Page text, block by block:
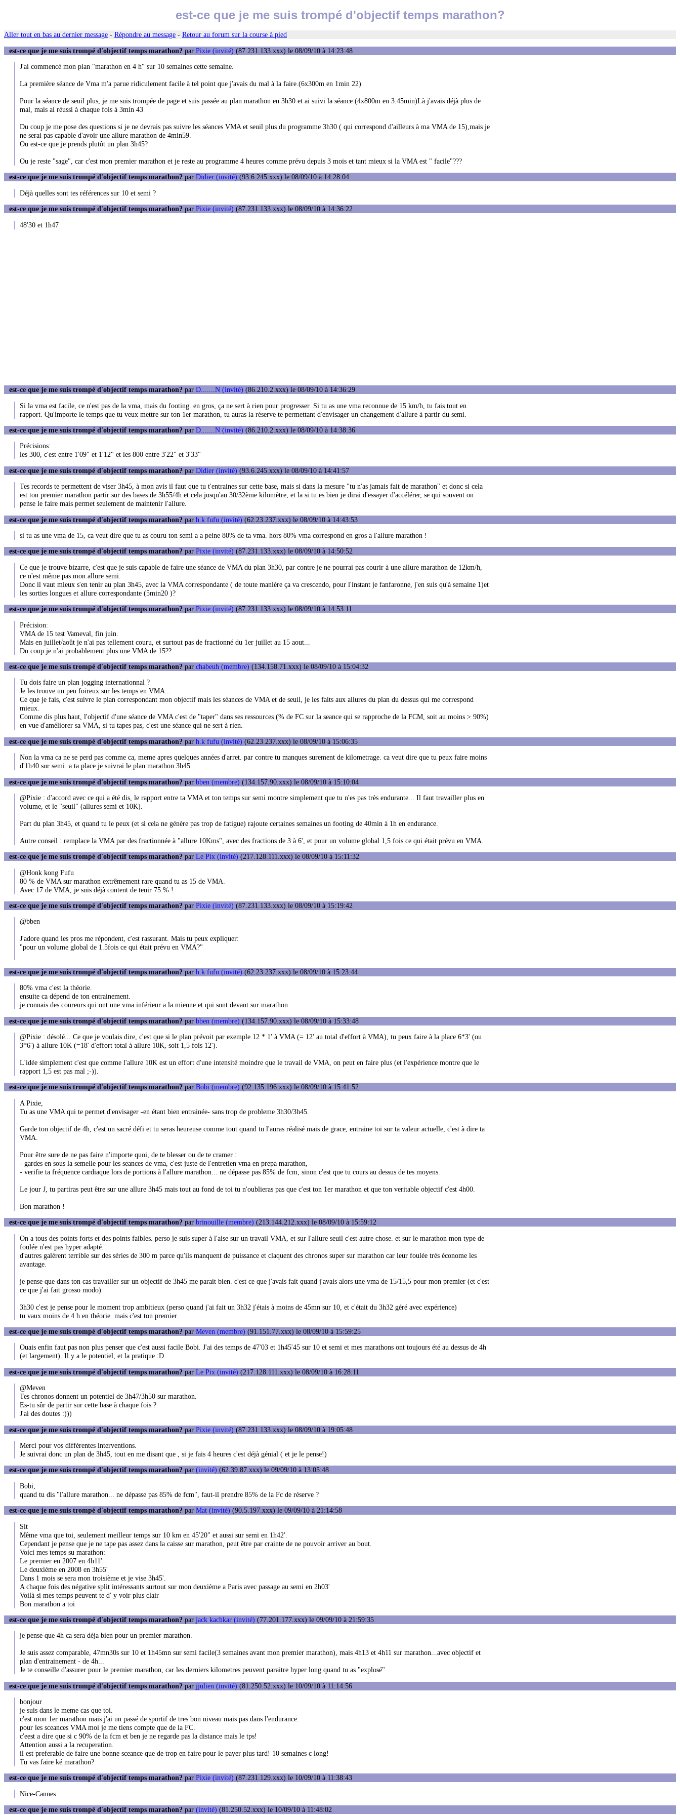
est-ce que je me suis trompé d'objectif temps marathon?
Aller tout en bas au dernier message - Répondre au message - Retour au forum sur la course à pied
est-ce que je me suis trompé d'objectif temps marathon? par Pixie (invité) (87.231.133.xxx) le 08/09/10 à 14:23:48
J'ai commencé mon plan "marathon en 4 h" sur 10 semaines cette semaine.
La première séance de Vma m'a parue ridiculement facile à tel point que j'avais du mal à la faire.(6x300m en 1min 22)
Pour la séance de seuil plus, je me suis trompée de page et suis passée au plan marathon en 3h30 et ai suivi la séance (4x800m en 3.45min)Là j'avais déjà plus de
mal, mais ai réussi à chaque fois à 3min 43
Du coup je me pose des questions si je ne devrais pas suivre les séances VMA et seuil plus du programme 3h30 ( qui correspond d'ailleurs à ma VMA de 15),mais je
ne serai pas capable d'avoir une allure marathon de 4min59.
Ou est-ce que je prends plutôt un plan 3h45?
Ou je reste "sage", car c'est mon premier marathon et je reste au programme 4 heures comme prévu depuis 3 mois et tant mieux si la VMA est " facile"???
est-ce que je me suis trompé d'objectif temps marathon? par Didier (invité) (93.6.245.xxx) le 08/09/10 à 14:28:04
Déjà quelles sont tes références sur 10 et semi ?
est-ce que je me suis trompé d'objectif temps marathon? par Pixie (invité) (87.231.133.xxx) le 08/09/10 à 14:36:22
48'30 et 1h47
est-ce que je me suis trompé d'objectif temps marathon? par D.......N (invité) (86.210.2.xxx) le 08/09/10 à 14:36:29
Si la vma est facile, ce n'est pas de la vma, mais du footing. en gros, ça ne sert à rien pour progresser. Si tu as une vma reconnue de 15 km/h, tu fais tout en
rapport. Qu'importe le temps que tu veux mettre sur ton 1er marathon, tu auras la réserve te permettant d'envisager un changement d'allure à partir du semi.
est-ce que je me suis trompé d'objectif temps marathon? par D.......N (invité) (86.210.2.xxx) le 08/09/10 à 14:38:36
Précisions:
les 300, c'est entre 1'09" et 1'12" et les 800 entre 3'22" et 3'33"
est-ce que je me suis trompé d'objectif temps marathon? par Didier (invité) (93.6.245.xxx) le 08/09/10 à 14:41:57
Tes records te permettent de viser 3h45, à mon avis il faut que tu t'entraines sur cette base, mais si dans la mesure "tu n'as jamais fait de marathon" et donc si cela
est ton premier marathon partir sur des bases de 3h55/4h et cela jusqu'au 30/32ème kilomètre, et la si tu es bien je dirai d'essayer d'accélérer, se qui souvent on
pense le faire mais permet seulement de maintenir l'allure.
est-ce que je me suis trompé d'objectif temps marathon? par h.k fufu (invité) (62.23.237.xxx) le 08/09/10 à 14:43:53
si tu as une vma de 15, ca veut dire que tu as couru ton semi a a peine 80% de ta vma. hors 80% vma correspond en gros a l'allure marathon !
est-ce que je me suis trompé d'objectif temps marathon? par Pixie (invité) (87.231.133.xxx) le 08/09/10 à 14:50:52
Ce que je trouve bizarre, c'est que je suis capable de faire une séance de VMA du plan 3h30, par contre je ne pourrai pas courir à une allure marathon de 12km/h,
ce n'est même pas mon allure semi.
Donc il vaut mieux s'en tenir au plan 3h45, avec la VMA correspondante ( de toute manière ça va crescendo, pour l'instant je fanfaronne, j'en suis qu'à semaine 1)et
les sorties longues et allure correspondante (5min20 )?
est-ce que je me suis trompé d'objectif temps marathon? par Pixie (invité) (87.231.133.xxx) le 08/09/10 à 14:53:11
Précision:
VMA de 15 test Vameval, fin juin.
Mais en juillet/août je n'ai pas tellement couru, et surtout pas de fractionné du 1er juillet au 15 aout...
Du coup je n'ai probablement plus une VMA de 15??
est-ce que je me suis trompé d'objectif temps marathon? par chabeuh (membre) (134.158.71.xxx) le 08/09/10 à 15:04:32
Tu dois faire un plan jogging internationnal ?
Je les trouve un peu foireux sur les temps en VMA...
Ce que je fais, c'est suivre le plan correspondant mon objectif mais les séances de VMA et de seuil, je les faits aux allures du plan du dessus qui me correspond
mieux.
Comme dis plus haut, l'objectif d'une séance de VMA c'est de "taper" dans ses ressources (% de FC sur la seance qui se rapproche de la FCM, soit au moins > 90%)
en vue d'améliorer sa VMA, si tu tapes pas, c'est une séance qui ne sert à rien.
est-ce que je me suis trompé d'objectif temps marathon? par h.k fufu (invité) (62.23.237.xxx) le 08/09/10 à 15:06:35
Non la vma ca ne se perd pas comme ca, meme apres quelques années d'arret. par contre tu manques surement de kilometrage. ca veut dire que tu peux faire moins
d'1h40 sur semi. a ta place je suivrai le plan marathon 3h45.
est-ce que je me suis trompé d'objectif temps marathon? par bben (membre) (134.157.90.xxx) le 08/09/10 à 15:10:04
@Pixie : d'accord avec ce qui a été dis, le rapport entre ta VMA et ton temps sur semi montre simplement que tu n'es pas très endurante... Il faut travailler plus en
volume, et le "seuil" (allures semi et 10K).
Part du plan 3h45, et quand tu le peux (et si cela ne génère pas trop de fatigue) rajoute certaines semaines un footing de 40min à 1h en endurance.
Autre conseil : remplace la VMA par des fractionnée à "allure 10Kms", avec des fractions de 3 à 6', et pour un volume global 1,5 fois ce qui était prévu en VMA.
est-ce que je me suis trompé d'objectif temps marathon? par Le Pix (invité) (217.128.111.xxx) le 08/09/10 à 15:11:32
@Honk kong Fufu
80 % de VMA sur marathon extrêmement rare quand tu as 15 de VMA.
Avec 17 de VMA, je suis déjà content de tenir 75 % !
est-ce que je me suis trompé d'objectif temps marathon? par Pixie (invité) (87.231.133.xxx) le 08/09/10 à 15:19:42
@bben
J'adore quand les pros me répondent, c'est rassurant. Mais tu peux expliquer:
"pour un volume global de 1.5fois ce qui était prévu en VMA?"
est-ce que je me suis trompé d'objectif temps marathon? par h.k fufu (invité) (62.23.237.xxx) le 08/09/10 à 15:23:44
80% vma c'est la théorie.
ensuite ca dépend de ton entrainement.
je connais des coureurs qui ont une vma inférieur a la mienne et qui sont devant sur marathon.
est-ce que je me suis trompé d'objectif temps marathon? par bben (membre) (134.157.90.xxx) le 08/09/10 à 15:33:48
@Pixie : désolé... Ce que je voulais dire, c'est que si le plan prévoit par exemple 12 * 1' à VMA (= 12' au total d'effort à VMA), tu peux faire à la place 6*3' (ou
3*6') à allure 10K (=18' d'effort total à allure 10K, soit 1,5 fois 12').
L'idée simplement c'est que comme l'allure 10K est un effort d'une intensité moindre que le travail de VMA, on peut en faire plus (et l'expérience montre que le
rapport 1,5 est pas mal ;-)).
est-ce que je me suis trompé d'objectif temps marathon? par Bobi (membre) (92.135.196.xxx) le 08/09/10 à 15:41:52
A Pixie,
Tu as une VMA qui te permet d'envisager -en étant bien entrainée- sans trop de probleme 3h30/3h45.
Garde ton objectif de 4h, c'est un sacré défi et tu seras heureuse comme tout quand tu l'auras réalisé mais de grace, entraine toi sur ta valeur actuelle, c'est à dire ta
VMA.
Pour être sure de ne pas faire n'importe quoi, de te blesser ou de te cramer :
- gardes en sous la semelle pour les seances de vma, c'est juste de l'entretien vma en prepa marathon,
- verifie ta fréquence cardiaque lors de portions à l'allure marathon... ne dépasse pas 85% de fcm, sinon c'est que tu cours au dessus de tes moyens.
Le jour J, tu partiras peut être sur une allure 3h45 mais tout au fond de toi tu n'oublieras pas que c'est ton 1er marathon et que ton veritable objectif c'est 4h00.
Bon marathon !
est-ce que je me suis trompé d'objectif temps marathon? par brinouille (membre) (213.144.212.xxx) le 08/09/10 à 15:59:12
On a tous des points forts et des points faibles. perso je suis super à l'aise sur un travail VMA, et sur l'allure seuil c'est autre chose. et sur le marathon mon type de
foulée n'est pas hyper adapté.
d'autres galèrent terrible sur des séries de 300 m parce qu'ils manquent de puissance et claquent des chronos super sur marathon car leur foulée très économe les
avantage.
je pense que dans ton cas travailler sur un objectif de 3h45 me parait bien. c'est ce que j'avais fait quand j'avais alors une vma de 15/15,5 pour mon premier (et c'est
ce que j'ai fait grosso modo)
3h30 c'est je pense pour le moment trop ambitieux (perso quand j'ai fait un 3h32 j'étais à moins de 45mn sur 10, et c'était du 3h32 géré avec expérience)
tu vaux moins de 4 h en théorie. mais c'est ton premier.
est-ce que je me suis trompé d'objectif temps marathon? par Meven (membre) (91.151.77.xxx) le 08/09/10 à 15:59:25
Ouais enfin faut pas non plus penser que c'est aussi facile Bobi. J'ai des temps de 47'03 et 1h45'45 sur 10 et semi et mes marathons ont toujours été au dessus de 4h
(et largement). Il y a le potentiel, et la pratique :D
est-ce que je me suis trompé d'objectif temps marathon? par Le Pix (invité) (217.128.111.xxx) le 08/09/10 à 16:28:11
@Meven
Tes chronos donnent un potentiel de 3h47/3h50 sur marathon.
Es-tu sûr de partir sur cette base à chaque fois ?
J'ai des doutes :)))
est-ce que je me suis trompé d'objectif temps marathon? par Pixie (invité) (87.231.133.xxx) le 08/09/10 à 19:05:48
Merci pour vos différentes interventions.
Je suivrai donc un plan de 3h45, tout en me disant que , si je fais 4 heures c'est déjà génial ( et je le pense!)
est-ce que je me suis trompé d'objectif temps marathon? par (invité) (62.39.87.xxx) le 09/09/10 à 13:05:48
Bobi,
quand tu dis "l'allure marathon... ne dépasse pas 85% de fcm", faut-il prendre 85% de la Fc de réserve ?
est-ce que je me suis trompé d'objectif temps marathon? par Mat (invité) (90.5.197.xxx) le 09/09/10 à 21:14:58
Slt
Même vma que toi, seulement meilleur temps sur 10 km en 45'20" et aussi sur semi en 1h42'.
Cependant je pense que je ne tape pas assez dans la caisse sur marathon, peut être par crainte de ne pouvoir arriver au bout.
Voici mes temps su marathon:
Le premier en 2007 en 4h11'.
Le deuxième en 2008 en 3h55'
Dans 1 mois se sera mon troisième et je vise 3h45'.
A chaque fois des négative split intéressants surtout sur mon deuxième a Paris avec passage au semi en 2h03'
Voilà si mes temps peuvent te d' y voir plus clair
Bon marathon a toi
est-ce que je me suis trompé d'objectif temps marathon? par jack kachkar (invité) (77.201.177.xxx) le 09/09/10 à 21:59:35
je pense que 4h ca sera déja bien pour un premier marathon.
Je suis assez comparable, 47mn30s sur 10 et 1h45mn sur semi facile(3 semaines avant mon premier marathon), mais 4h13 et 4h11 sur marathon...avec objectif et
plan d'entrainement - de 4h...
Je te conseille d'assurer pour le premier marathon, car les derniers kilometres peuvent paraitre hyper long quand tu as "explosé"
est-ce que je me suis trompé d'objectif temps marathon? par jjulien (invité) (81.250.52.xxx) le 10/09/10 à 11:14:56
bonjour
je suis dans le meme cas que toi.
c'est mon 1er marathon mais j'ai un passé de sportif de tres bon niveau mais pas dans l'endurance.
pour les sceances VMA moi je me tiens compte que de la FC.
c'eest a dire que si c 90% de la fcm et ben je ne regarde pas la distance mais le tps!
Attention aussi a la recuperation.
il est preferable de faire une bonne sceance que de trop en faire pour le payer plus tard! 10 semaines c long!
Tu vas faire ké marathon?
est-ce que je me suis trompé d'objectif temps marathon? par Pixie (invité) (87.231.129.xxx) le 10/09/10 à 11:38:43
Nice-Cannes
est-ce que je me suis trompé d'objectif temps marathon? par (invité) (81.250.52.xxx) le 10/09/10 à 11:48:02